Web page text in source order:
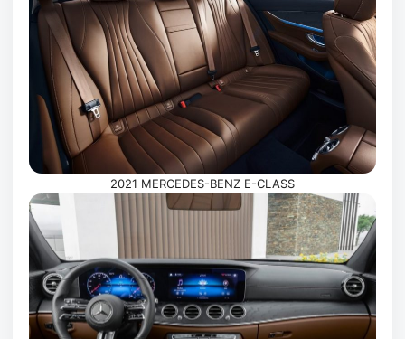
2021 MERCEDES-BENZ E-CLASS